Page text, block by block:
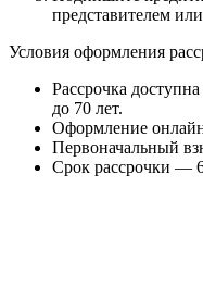
представителем
Условия оформления
Рассрочка
до 70 лет.
Оформление
Первоначальный
Срок рассрочки —